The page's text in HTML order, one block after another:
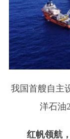
我国首艘自主
洋石油
红帆领航